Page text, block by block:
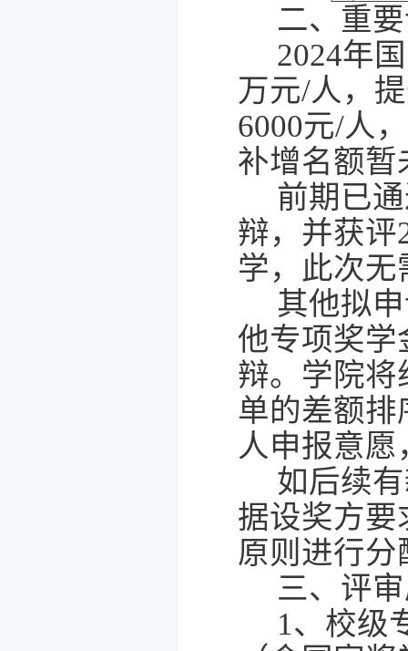
二、重
2024年
万元/人，
6000元/人
补增名额暂
前期已
辩，并获评
学，此次
其他拟
他专项奖学
辩。学院将
单的差额排
人申报意
如后续
据设奖方要
原则进行
三、评
1、校级